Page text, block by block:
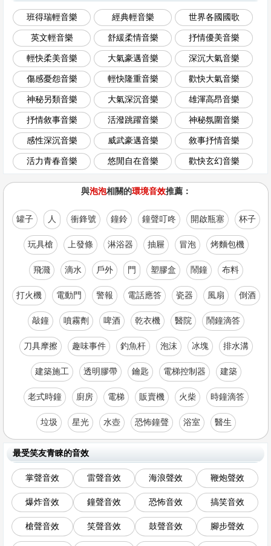
班得瑞輕音樂 經典輕音樂 世界各國國歌
英文輕音樂 舒緩柔情音樂 抒情優美音樂
輕快柔美音樂 大氣豪邁音樂 深沉大氣音樂
傷感憂怨音樂 輕快隆重音樂 歡快大氣音樂
神秘另類音樂 大氣深沉音樂 雄渾高昂音樂
抒情敘事音樂 活潑跳躍音樂 神秘氛圍音樂
感性深沉音樂 威武豪邁音樂 敘事抒情音樂
活力青春音樂 悠閒自在音樂 歡快玄幻音樂
與泡泡相關的環境音效推薦：
罐子 人 衝鋒號 鐘鈴 鐘聲叮咚 開啟瓶塞 杯子
玩具槍 上發條 淋浴器 抽屜 冒泡 烤麵包機
飛濺 滴水 戶外 門 塑膠盒 鬧鐘 布料
打火機 電動門 警報 電話應答 瓷器 風扇 倒酒
敲鐘 噴霧劑 啤酒 乾衣機 醫院 鬧鐘滴答
刀具摩擦 趣味事件 釣魚杆 泡沫 冰塊 排水溝
建築施工 透明膠帶 鑰匙 電梯控制器 建築
老式時鐘 廚房 電梯 販賣機 火柴 時鐘滴答
垃圾 星光 水壺 恐怖鐘聲 浴室 醫生
最受笑友青睞的音效
掌聲音效 雷聲音效 海浪聲效 鞭炮聲效
爆炸音效 鐘聲音效 恐怖音效 搞笑音效
槍聲音效 笑聲音效 鼓聲音效 腳步聲效